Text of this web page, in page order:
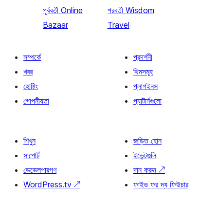
পূর্ববর্তী Online
Bazaar
পরবর্তী Wisdom
Travel
সম্পর্কে
খবর
হোষ্টিং
গোপনীয়তা
প্রদর্শনী
থিমসমূহ
প্লাগইনস
প্যাটার্নগুলো
শিখুন
সাপোর্ট
ডেভেলপারগণ
WordPress.tv ↗
জড়িত হোন
ইভেন্টগুলি
দান করুন ↗
ফাইভ ফর দ্য ফিউচার